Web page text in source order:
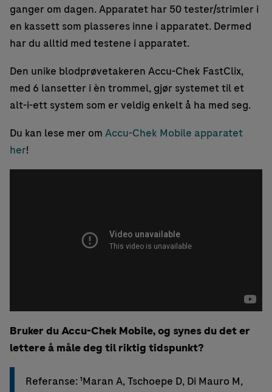
ganger om dagen. Apparatet har 50 tester/strimler i
en kassett som plasseres inne i apparatet. Dermed
har du alltid med testene i apparatet.
Den unike blodprøvetakeren Accu-Chek FastClix,
med 6 lansetter i èn trommel, gjør systemet til et
alt-i-ett system som er veldig enkelt å ha med seg.
Du kan lese mer om Accu-Chek Mobile apparatet
her!
Bruker du Accu-Chek Mobile, og synes du det er
lettere å måle deg til riktig tidspunkt?
Referanse: ¹Maran A, Tschoepe D, Di Mauro M,